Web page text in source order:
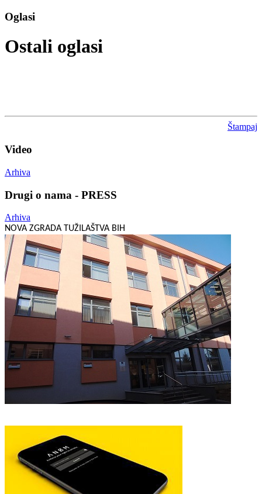
Oglasi
Ostali oglasi
Štampaj
Video
Arhiva
Drugi o nama - PRESS
Arhiva
NOVA ZGRADA TUŽILAŠTVA BIH